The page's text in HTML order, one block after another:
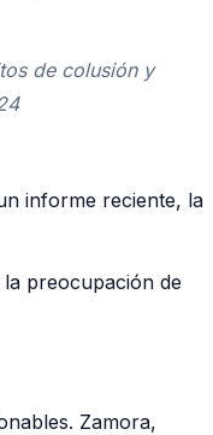
de colusión y
informe reciente, la
preocupación de
Zamora,